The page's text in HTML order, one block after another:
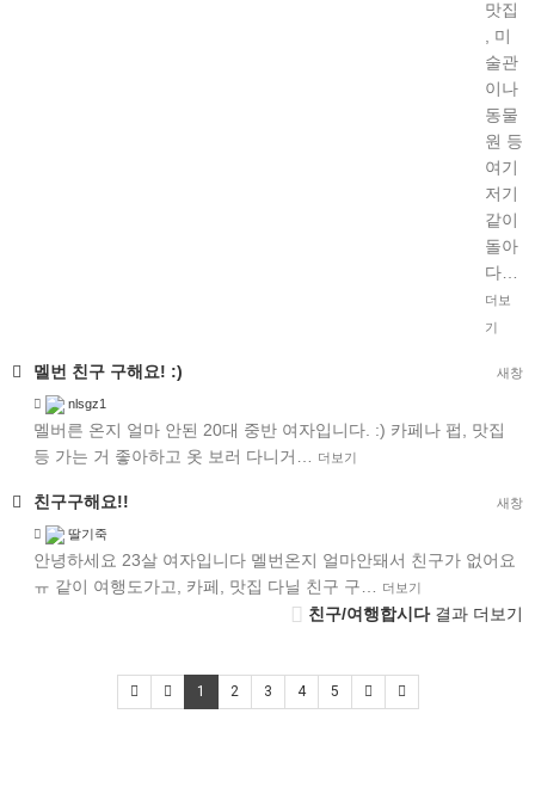
맛집
, 미
술관
이나
동물
원 등
여기
저기
같이
돌아
다…
더보
기
새창
멜번 친구 구해요! :)
nlsgz1
멜버른 온지 얼마 안된 20대 중반 여자입니다. :) 카페나 펍, 맛집
등 가는 거 좋아하고 옷 보러 다니거…
더보기
새창
친구구해요!!
딸기죽
안녕하세요 23살 여자입니다 멜번온지 얼마안돼서 친구가 없어요
ㅠ 같이 여행도가고, 카페, 맛집 다닐 친구 구…
더보기
친구/여행합시다결과 더보기
1 2 3 4 5